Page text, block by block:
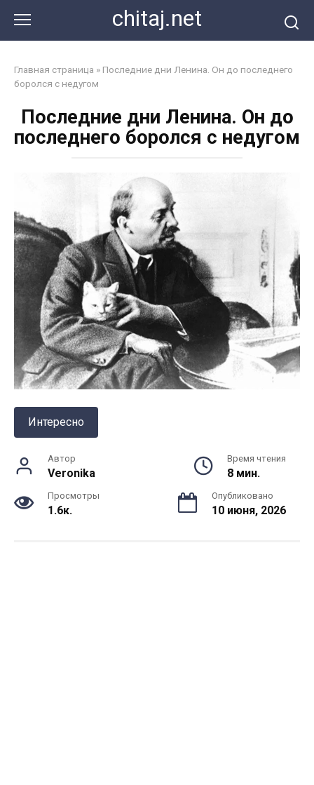
контенту
chitaj.net
Главная страница » Последние дни Ленина. Он до последнего
боролся с недугом
Последние дни Ленина. Он до
последнего боролся с недугом
Интересно
Автор
Veronika
Время чтения
8 мин.
Просмотры
1.6к.
Опубликовано
10 июня, 2026